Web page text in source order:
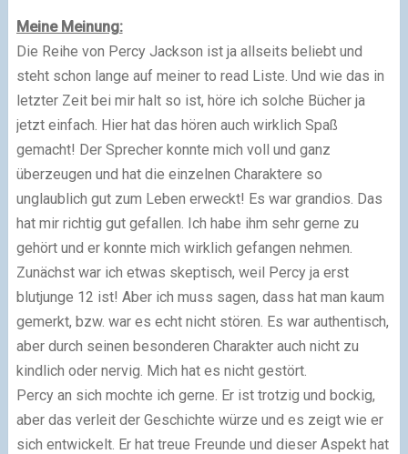
Meine Meinung:
Die Reihe von Percy Jackson ist ja allseits beliebt und
steht schon lange auf meiner to read Liste. Und wie das in
letzter Zeit bei mir halt so ist, höre ich solche Bücher ja
jetzt einfach. Hier hat das hören auch wirklich Spaß
gemacht! Der Sprecher konnte mich voll und ganz
überzeugen und hat die einzelnen Charaktere so
unglaublich gut zum Leben erweckt! Es war grandios. Das
hat mir richtig gut gefallen. Ich habe ihm sehr gerne zu
gehört und er konnte mich wirklich gefangen nehmen.
Zunächst war ich etwas skeptisch, weil Percy ja erst
blutjunge 12 ist! Aber ich muss sagen, dass hat man kaum
gemerkt, bzw. war es echt nicht stören. Es war authentisch,
aber durch seinen besonderen Charakter auch nicht zu
kindlich oder nervig. Mich hat es nicht gestört.
Percy an sich mochte ich gerne. Er ist trotzig und bockig,
aber das verleit der Geschichte würze und es zeigt wie er
sich entwickelt. Er hat treue Freunde und dieser Aspekt hat